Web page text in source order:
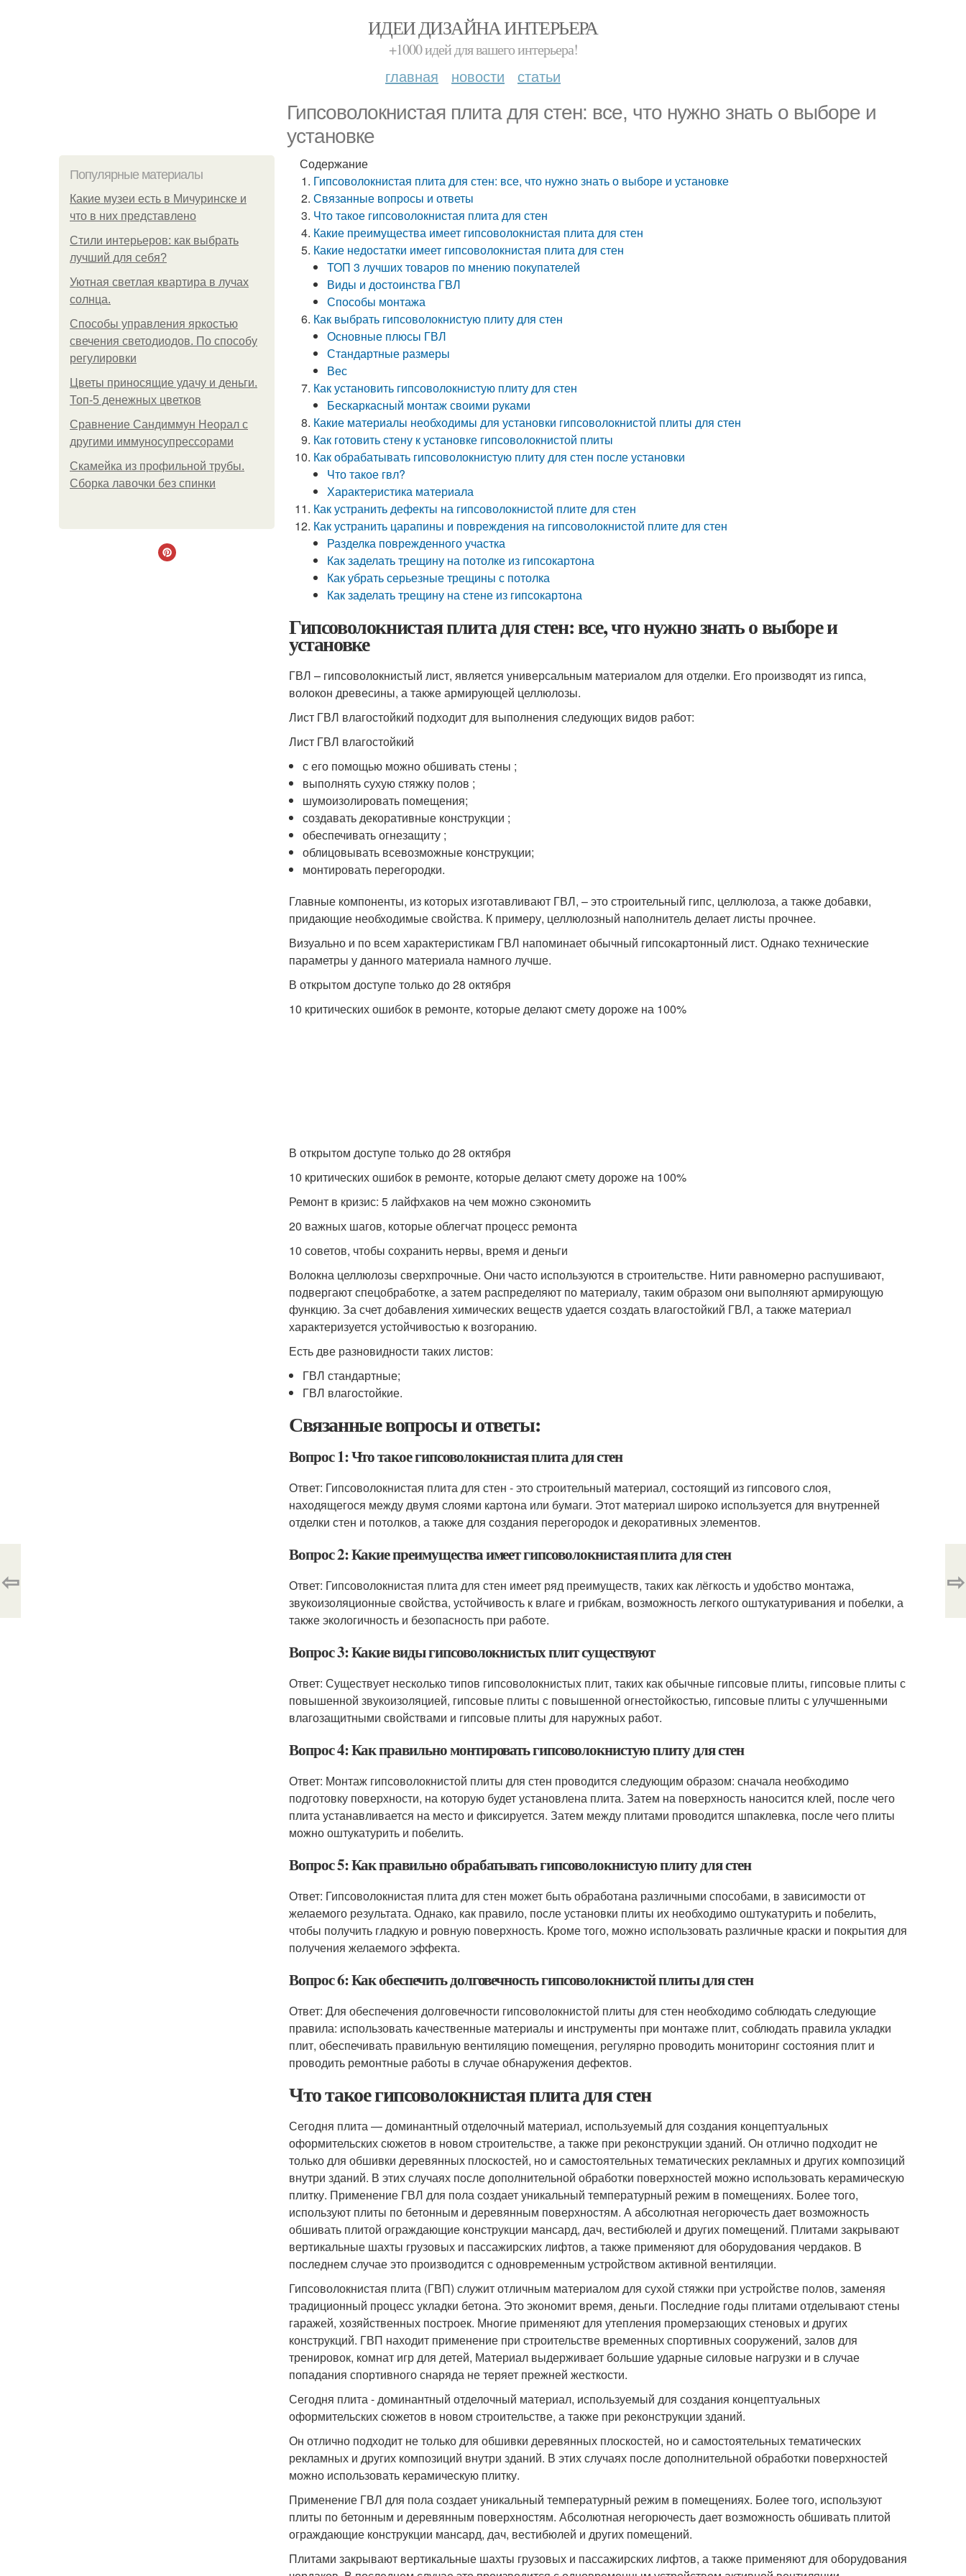
ИДЕИ ДИЗАЙНА ИНТЕРЬЕРА
+1000 идей для вашего интерьера!
главная новости статьи
Гипсоволокнистая плита для стен: все, что нужно знать о выборе и
установке
Популярные материалы
Какие музеи есть в Мичуринске и
что в них представлено
Стили интерьеров: как выбрать
лучший для себя?
Уютная светлая квартира в лучах
солнца.
Способы управления яркостью
свечения светодиодов. По способу
регулировки
Цветы приносящие удачу и деньги.
Топ-5 денежных цветков
Сравнение Сандиммун Неорал с
другими иммуносупрессорами
Скамейка из профильной трубы.
Сборка лавочки без спинки
Содержание
Гипсоволокнистая плита для стен: все, что нужно знать о выборе и установке
Связанные вопросы и ответы
Что такое гипсоволокнистая плита для стен
Какие преимущества имеет гипсоволокнистая плита для стен
Какие недостатки имеет гипсоволокнистая плита для стен
ТОП 3 лучших товаров по мнению покупателей
Виды и достоинства ГВЛ
Способы монтажа
Как выбрать гипсоволокнистую плиту для стен
Основные плюсы ГВЛ
Стандартные размеры
Вес
Как установить гипсоволокнистую плиту для стен
Бескаркасный монтаж своими руками
Какие материалы необходимы для установки гипсоволокнистой плиты для стен
Как готовить стену к установке гипсоволокнистой плиты
Как обрабатывать гипсоволокнистую плиту для стен после установки
Что такое гвл?
Характеристика материала
Как устранить дефекты на гипсоволокнистой плите для стен
Как устранить царапины и повреждения на гипсоволокнистой плите для стен
Разделка поврежденного участка
Как заделать трещину на потолке из гипсокартона
Как убрать серьезные трещины с потолка
Как заделать трещину на стене из гипсокартона
Гипсоволокнистая плита для стен: все, что нужно знать о выборе и
установке
ГВЛ – гипсоволокнистый лист, является универсальным материалом для отделки. Его производят из гипса,
волокон древесины, а также армирующей целлюлозы.
Лист ГВЛ влагостойкий подходит для выполнения следующих видов работ:
Лист ГВЛ влагостойкий
с его помощью можно обшивать стены ;
выполнять сухую стяжку полов ;
шумоизолировать помещения;
создавать декоративные конструкции ;
обеспечивать огнезащиту ;
облицовывать всевозможные конструкции;
монтировать перегородки.
Главные компоненты, из которых изготавливают ГВЛ, – это строительный гипс, целлюлоза, а также добавки,
придающие необходимые свойства. К примеру, целлюлозный наполнитель делает листы прочнее.
Визуально и по всем характеристикам ГВЛ напоминает обычный гипсокартонный лист. Однако технические
параметры у данного материала намного лучше.
В открытом доступе только до 28 октября
10 критических ошибок в ремонте, которые делают смету дороже на 100%
В открытом доступе только до 28 октября
10 критических ошибок в ремонте, которые делают смету дороже на 100%
Ремонт в кризис: 5 лайфхаков на чем можно сэкономить
20 важных шагов, которые облегчат процесс ремонта
10 советов, чтобы сохранить нервы, время и деньги
Волокна целлюлозы сверхпрочные. Они часто используются в строительстве. Нити равномерно распушивают,
подвергают спецобработке, а затем распределяют по материалу, таким образом они выполняют армирующую
функцию. За счет добавления химических веществ удается создать влагостойкий ГВЛ, а также материал
характеризуется устойчивостью к возгоранию.
Есть две разновидности таких листов:
ГВЛ стандартные;
ГВЛ влагостойкие.
Связанные вопросы и ответы:
Вопрос 1: Что такое гипсоволокнистая плита для стен
Ответ: Гипсоволокнистая плита для стен - это строительный материал, состоящий из гипсового слоя,
находящегося между двумя слоями картона или бумаги. Этот материал широко используется для внутренней
отделки стен и потолков, а также для создания перегородок и декоративных элементов.
Вопрос 2: Какие преимущества имеет гипсоволокнистая плита для стен
Ответ: Гипсоволокнистая плита для стен имеет ряд преимуществ, таких как лёгкость и удобство монтажа,
звукоизоляционные свойства, устойчивость к влаге и грибкам, возможность легкого оштукатуривания и побелки, а
также экологичность и безопасность при работе.
Вопрос 3: Какие виды гипсоволокнистых плит существуют
Ответ: Существует несколько типов гипсоволокнистых плит, таких как обычные гипсовые плиты, гипсовые плиты с
повышенной звукоизоляцией, гипсовые плиты с повышенной огнестойкостью, гипсовые плиты с улучшенными
влагозащитными свойствами и гипсовые плиты для наружных работ.
Вопрос 4: Как правильно монтировать гипсоволокнистую плиту для стен
Ответ: Монтаж гипсоволокнистой плиты для стен проводится следующим образом: сначала необходимо
подготовку поверхности, на которую будет установлена плита. Затем на поверхность наносится клей, после чего
плита устанавливается на место и фиксируется. Затем между плитами проводится шпаклевка, после чего плиты
можно оштукатурить и побелить.
Вопрос 5: Как правильно обрабатывать гипсоволокнистую плиту для стен
Ответ: Гипсоволокнистая плита для стен может быть обработана различными способами, в зависимости от
желаемого результата. Однако, как правило, после установки плиты их необходимо оштукатурить и побелить,
чтобы получить гладкую и ровную поверхность. Кроме того, можно использовать различные краски и покрытия для
получения желаемого эффекта.
Вопрос 6: Как обеспечить долговечность гипсоволокнистой плиты для стен
Ответ: Для обеспечения долговечности гипсоволокнистой плиты для стен необходимо соблюдать следующие
правила: использовать качественные материалы и инструменты при монтаже плит, соблюдать правила укладки
плит, обеспечивать правильную вентиляцию помещения, регулярно проводить мониторинг состояния плит и
проводить ремонтные работы в случае обнаружения дефектов.
Что такое гипсоволокнистая плита для стен
Сегодня плита — доминантный отделочный материал, используемый для создания концептуальных
оформительских сюжетов в новом строительстве, а также при реконструкции зданий. Он отлично подходит не
только для обшивки деревянных плоскостей, но и самостоятельных тематических рекламных и других композиций
внутри зданий. В этих случаях после дополнительной обработки поверхностей можно использовать керамическую
плитку. Применение ГВЛ для пола создает уникальный температурный режим в помещениях. Более того,
используют плиты по бетонным и деревянным поверхностям. А абсолютная негорючесть дает возможность
обшивать плитой ограждающие конструкции мансард, дач, вестибюлей и других помещений. Плитами закрывают
вертикальные шахты грузовых и пассажирских лифтов, а также применяют для оборудования чердаков. В
последнем случае это производится с одновременным устройством активной вентиляции.
Гипсоволокнистая плита (ГВП) служит отличным материалом для сухой стяжки при устройстве полов, заменяя
традиционный процесс укладки бетона. Это экономит время, деньги. Последние годы плитами отделывают стены
гаражей, хозяйственных построек. Многие применяют для утепления промерзающих стеновых и других
конструкций. ГВП находит применение при строительстве временных спортивных сооружений, залов для
тренировок, комнат игр для детей, Материал выдерживает большие ударные силовые нагрузки и в случае
попадания спортивного снаряда не теряет прежней жесткости.
Сегодня плита - доминантный отделочный материал, используемый для создания концептуальных
оформительских сюжетов в новом строительстве, а также при реконструкции зданий.
Он отлично подходит не только для обшивки деревянных плоскостей, но и самостоятельных тематических
рекламных и других композиций внутри зданий. В этих случаях после дополнительной обработки поверхностей
можно использовать керамическую плитку.
Применение ГВЛ для пола создает уникальный температурный режим в помещениях. Более того, используют
плиты по бетонным и деревянным поверхностям. Абсолютная негорючесть дает возможность обшивать плитой
ограждающие конструкции мансард, дач, вестибюлей и других помещений.
Плитами закрывают вертикальные шахты грузовых и пассажирских лифтов, а также применяют для оборудования
⇦ ⇨